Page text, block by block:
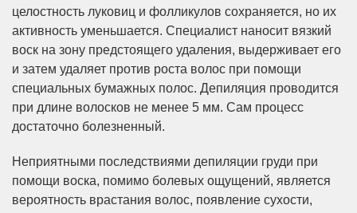
целостность луковиц и фолликулов сохраняется, но их
активность уменьшается. Специалист наносит вязкий
воск на зону предстоящего удаления, выдерживает его
и затем удаляет против роста волос при помощи
специальных бумажных полос. Депиляция проводится
при длине волосков не менее 5 мм. Сам процесс
достаточно болезненный.
Неприятными последствиями депиляции груди при
помощи воска, помимо болевых ощущений, является
вероятность врастания волос, появление сухости,